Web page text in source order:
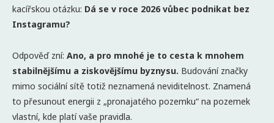
kacířskou otázku: Dá se v roce 2026 vůbec podnikat bez
Instagramu?
Odpověď zní: Ano, a pro mnohé je to cesta k mnohem
stabilnějšímu a ziskovějšímu byznysu. Budování značky
mimo sociální sítě totiž neznamená neviditelnost. Znamená
to přesunout energii z „pronajatého pozemku“ na pozemek
vlastní, kde platí vaše pravidla.